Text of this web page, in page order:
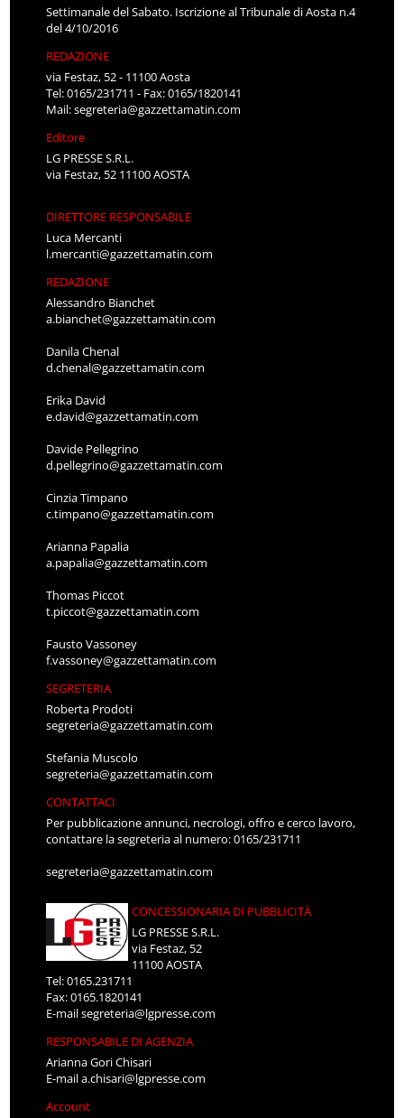
Settimanale del Sabato. Iscrizione al Tribunale di Aosta n.4
del 4/10/2016
REDAZIONE
via Festaz, 52 - 11100 Aosta
Tel: 0165/231711 - Fax: 0165/1820141
Mail:segreteria@gazzettamatin.com
Editore
LG PRESSE S.R.L.
via Festaz, 52 11100 AOSTA
DIRETTORE RESPONSABILE
Luca Mercanti
l.mercanti@gazzettamatin.com
REDAZIONE
Alessandro Bianchet
a.bianchet@gazzettamatin.com
Danila Chenal
d.chenal@gazzettamatin.com
Erika David
e.david@gazzettamatin.com
Davide Pellegrino
d.pellegrino@gazzettamatin.com
Cinzia Timpano
c.timpano@gazzettamatin.com
Arianna Papalia
a.papalia@gazzettamatin.com
Thomas Piccot
t.piccot@gazzettamatin.com
Fausto Vassoney
f.vassoney@gazzettamatin.com
SEGRETERIA
Roberta Prodoti
segreteria@gazzettamatin.com
Stefania Muscolo
segreteria@gazzettamatin.com
CONTATTACI
Per pubblicazione annunci, necrologi, offro e cerco lavoro,
contattare la segreteria al numero: 0165/231711
segreteria@gazzettamatin.com
CONCESSIONARIA DI PUBBLICITÀ
LG PRESSE S.R.L.
via Festaz, 52
11100 AOSTA
Tel: 0165.231711
Fax: 0165.1820141
E-mailsegreteria@lgpresse.com
RESPONSABILE DI AGENZIA
Arianna Gori Chisari
E-maila.chisari@lgpresse.com
Account